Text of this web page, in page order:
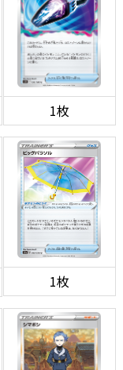
1枚
1枚